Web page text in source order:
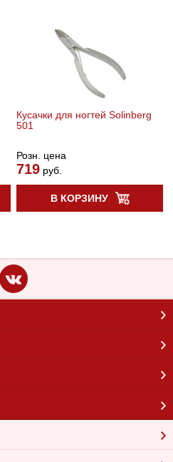
Кусачки для ногтей Solinberg
501
Розн. цена
719 руб.
В КОРЗИНУ